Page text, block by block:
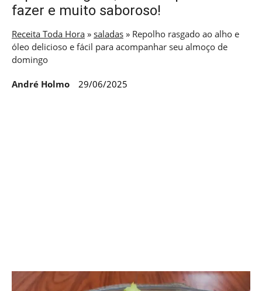
fazer e muito saboroso!
Receita Toda Hora » saladas » Repolho rasgado ao alho e
óleo delicioso e fácil para acompanhar seu almoço de
domingo
André Holmo 29/06/2025